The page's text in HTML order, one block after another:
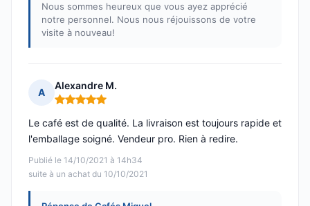
Nous sommes heureux que vous ayez apprécié
notre personnel. Nous nous réjouissons de votre
visite à nouveau!
A
Alexandre M.
Note : 5 sur 5
Publié le 14/10/2021 à 14h34
suite à un achat du 10/10/2021
Le café est de qualité. La livraison est toujours rapide et
l'emballage soigné. Vendeur pro. Rien à redire.